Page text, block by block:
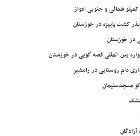
شمالی و جنوبی اهواز
بین المللی قصه گویی در خوزستان
دام روستایی در رامشیر
مسجدسلیمان